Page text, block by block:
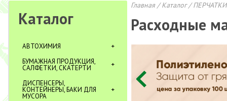
Каталог
АВТОХИМИЯ
БУМАЖНАЯ ПРОДУКЦИЯ,
САЛФЕТКИ, СКАТЕРТИ
ДИСПЕНСЕРЫ,
КОНТЕЙНЕРЫ, БАКИ ДЛЯ
МУСОРА
Главная/Каталог/
Расходные